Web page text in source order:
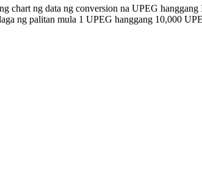
chart ng data ng conversion na UPEG
ng palitan mula 1 UPEG hanggang 10,000